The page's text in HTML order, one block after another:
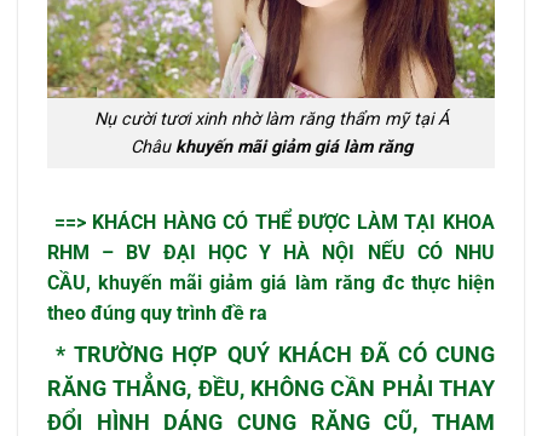
Nụ cười tươi xinh nhờ làm răng thẩm mỹ tại Á
Châu khuyến mãi giảm giá làm răng
==> KHÁCH HÀNG CÓ THỂ ĐƯỢC LÀM TẠI KHOA
RHM – BV ĐẠI HỌC Y HÀ NỘI NẾU CÓ NHU
CẦU, khuyến mãi giảm giá làm răng đc thực hiện
theo đúng quy trình đề ra
* TRƯỜNG HỢP QUÝ KHÁCH ĐÃ CÓ CUNG
RĂNG THẲNG, ĐỀU, KHÔNG CẦN PHẢI THAY
ĐỔI HÌNH DÁNG CUNG RĂNG CŨ, THAM